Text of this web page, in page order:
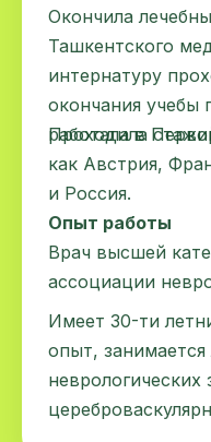
Окончила
Ташкентского
интернатуру
окончания
работала в
Проходила
как Австрия,
и Россия.
Опыт работы
Врач высшей
ассоциации
Имеет 30-ти
опыт,
неврологических